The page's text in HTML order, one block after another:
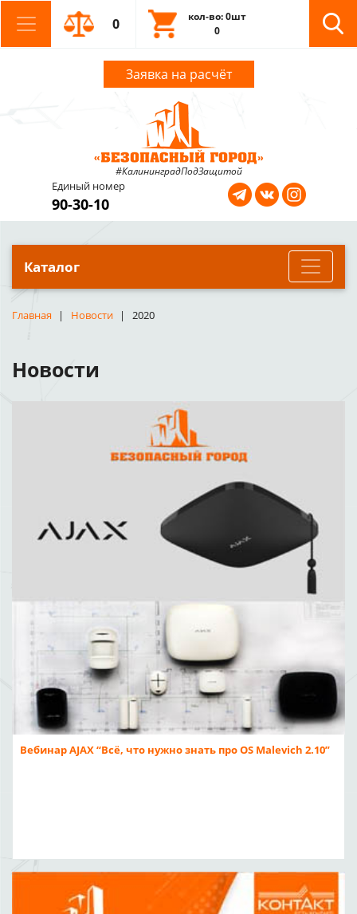
0
кол-во: 0шт
0
Заявка на расчёт
#КалининградПодЗащитой
Единый номер
90-30-10
Каталог
Главная Новости 2020
Новости
Вебинар AJAX “Всё, что нужно знать про OS Malevich 2.10”